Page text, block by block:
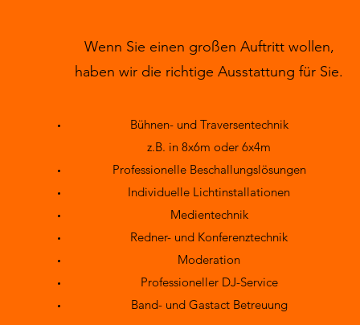
Wenn Sie einen großen Auftritt wollen,
haben wir die richtige Ausstattung für Sie.
Bühnen- und Traversentechnik
z.B. in 8x6m oder 6x4m
Professionelle Beschallungslösungen
Individuelle Lichtinstallationen
Medientechnik
Redner- und Konferenztechnik
Moderation
Professioneller DJ-Service
Band- und Gastact Betreuung